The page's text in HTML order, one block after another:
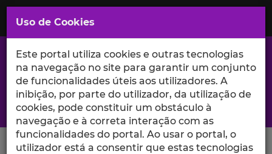
Saltar
para
Conteúdo
Principal
A excelência da investigação e ciência no Iscte
Search Button
Uso de Cookies
Este portal utiliza cookies e outras tecnologias
na navegação no site para garantir um conjunto
de funcionalidades úteis aos utilizadores. A
inibição, por parte do utilizador, da utilização de
cookies, pode constituir um obstáculo à
navegação e à correta interação com as
funcionalidades do portal. Ao usar o portal, o
utilizador está a consentir que estas tecnologias